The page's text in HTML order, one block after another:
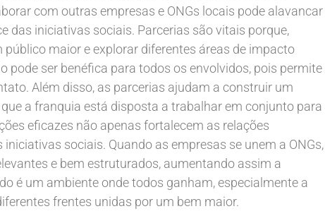
com outras empresas e ONGs locais pode alavancar
das iniciativas sociais. Parcerias são vitais porque,
maior e explorar diferentes áreas de impacto
pode ser benéfica para todos os envolvidos, pois permite
Além disso, as parcerias ajudam a construir um
a franquia está disposta a trabalhar em conjunto para
eficazes não apenas fortalecem as relações
sociais. Quando as empresas se unem a ONGs,
e bem estruturados, aumentando assim a
é um ambiente onde todos ganham, especialmente a
frentes unidas por um bem maior.